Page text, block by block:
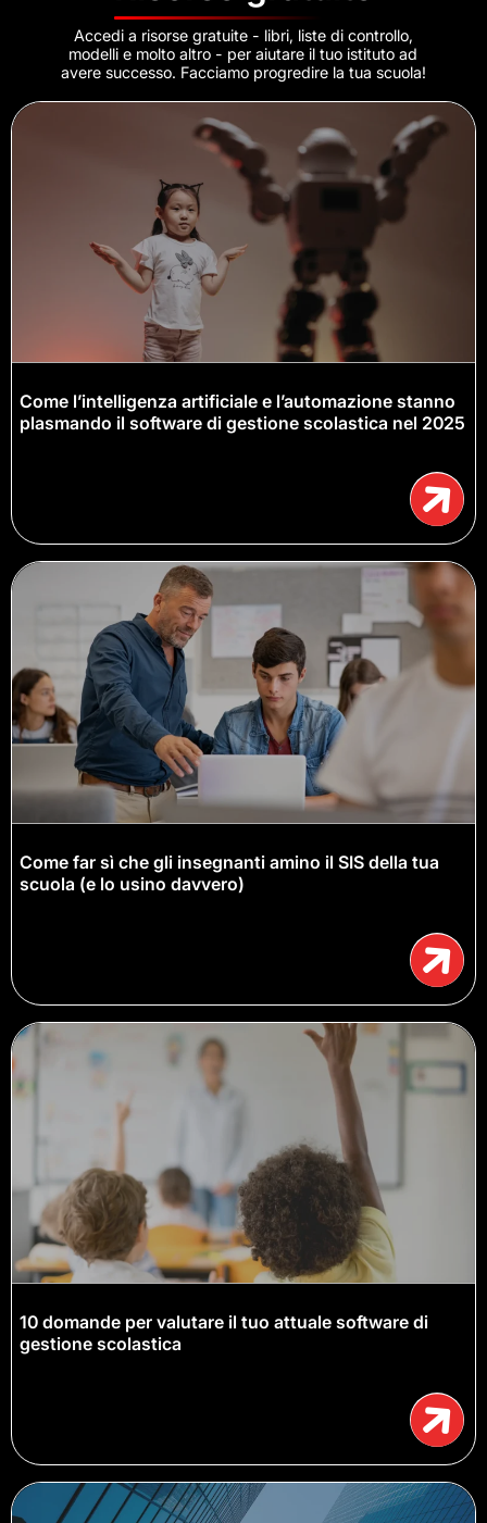
Accedi a risorse gratuite - libri, liste di controllo,
modelli e molto altro - per aiutare il tuo istituto ad
avere successo. Facciamo progredire la tua scuola!
Come l’intelligenza artificiale e l’automazione stanno
plasmando il software di gestione scolastica nel 2025
Come far sì che gli insegnanti amino il SIS della tua
scuola (e lo usino davvero)
10 domande per valutare il tuo attuale software di
gestione scolastica